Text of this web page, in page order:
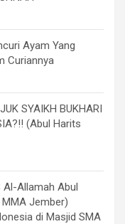
Ayam Yang
Curiannya
SYAIKH BUKHARI
(Abul Harits
Al-Allamah Abul
Jember)
di Masjid SMA